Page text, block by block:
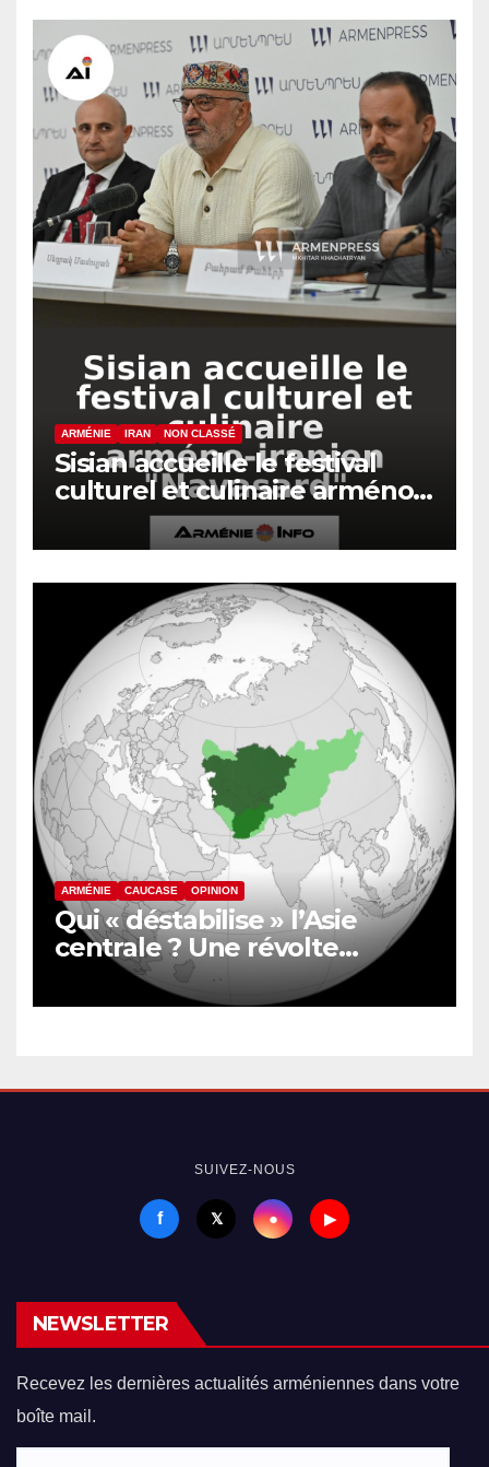
ARMÉNIE IRAN NON CLASSÉ
Sisian accueille le festival
culturel et culinaire arméno-
iranien « Navasard »
ARMÉNIE CAUCASE OPINION
Qui « déstabilise » l’Asie
centrale ? Une révolte
inquiète le nord de
l’Afghanistan
SUIVEZ-NOUS
f 𝕏 ● ▶
NEWSLETTER
Recevez les dernières actualités arméniennes dans votre
boîte mail.